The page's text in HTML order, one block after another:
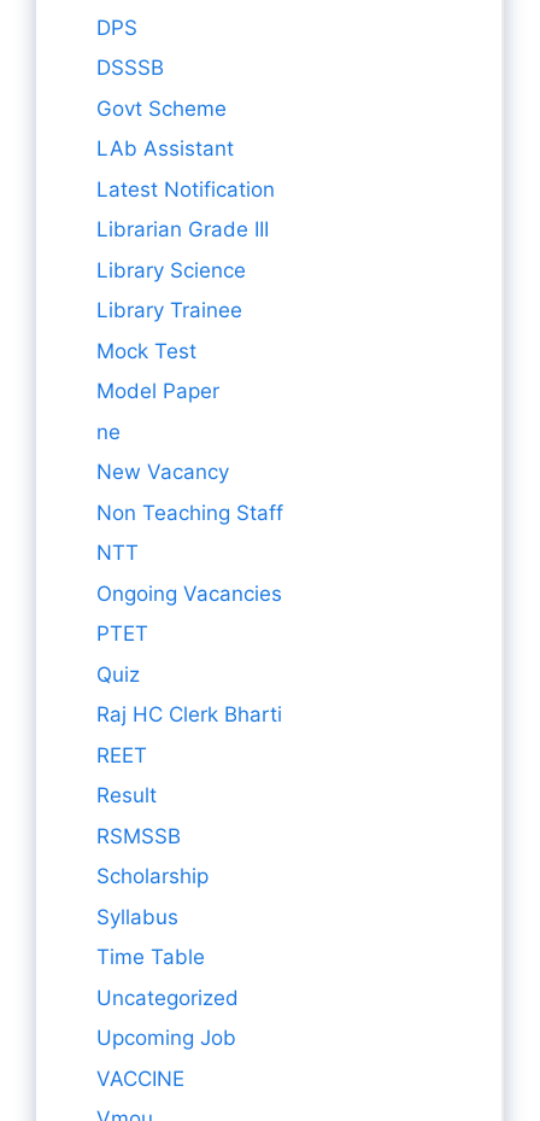
DPS
DSSSB
Govt Scheme
LAb Assistant
Latest Notification
Librarian Grade III
Library Science
Library Trainee
Mock Test
Model Paper
ne
New Vacancy
Non Teaching Staff
NTT
Ongoing Vacancies
PTET
Quiz
Raj HC Clerk Bharti
REET
Result
RSMSSB
Scholarship
Syllabus
Time Table
Uncategorized
Upcoming Job
VACCINE